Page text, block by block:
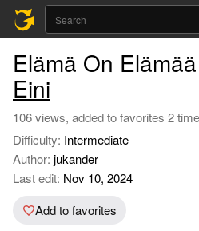
Elämä On
Eini
106 views, added to favorites 2
Difficulty: Intermediate
Author: jukander
Last edit: Nov 10, 2024
Add to favorites